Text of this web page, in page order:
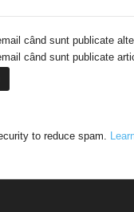
când sunt publicate
când sunt publicate
to reduce spam.